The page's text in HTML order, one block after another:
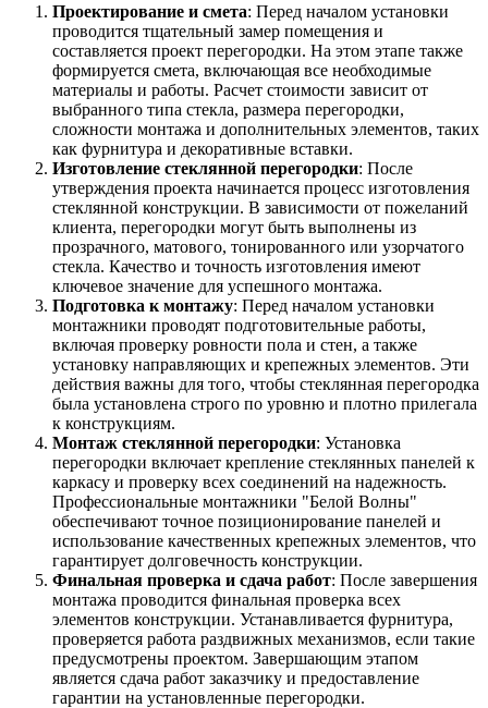
Проектирование и смета: Перед началом установки
проводится тщательный замер помещения и
составляется проект перегородки. На этом этапе также
формируется смета, включающая все необходимые
материалы и работы. Расчет стоимости зависит от
выбранного типа стекла, размера перегородки,
сложности монтажа и дополнительных элементов, таких
как фурнитура и декоративные вставки.
Изготовление стеклянной перегородки: После
утверждения проекта начинается процесс изготовления
стеклянной конструкции. В зависимости от пожеланий
клиента, перегородки могут быть выполнены из
прозрачного, матового, тонированного или узорчатого
стекла. Качество и точность изготовления имеют
ключевое значение для успешного монтажа.
Подготовка к монтажу: Перед началом установки
монтажники проводят подготовительные работы,
включая проверку ровности пола и стен, а также
установку направляющих и крепежных элементов. Эти
действия важны для того, чтобы стеклянная перегородка
была установлена строго по уровню и плотно прилегала
к конструкциям.
Монтаж стеклянной перегородки: Установка
перегородки включает крепление стеклянных панелей к
каркасу и проверку всех соединений на надежность.
Профессиональные монтажники "Белой Волны"
обеспечивают точное позиционирование панелей и
использование качественных крепежных элементов, что
гарантирует долговечность конструкции.
Финальная проверка и сдача работ: После завершения
монтажа проводится финальная проверка всех
элементов конструкции. Устанавливается фурнитура,
проверяется работа раздвижных механизмов, если такие
предусмотрены проектом. Завершающим этапом
является сдача работ заказчику и предоставление
гарантии на установленные перегородки.